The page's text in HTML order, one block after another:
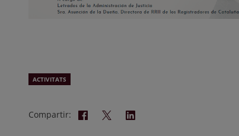
ACTIVITATS
Compartir: